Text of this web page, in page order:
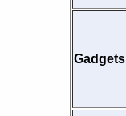
Gadgets